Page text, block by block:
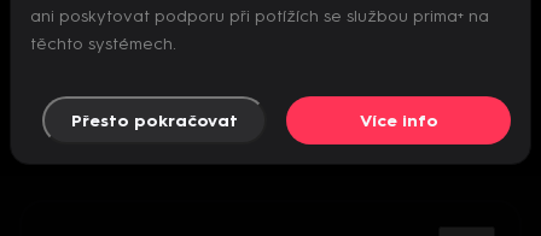
Nepodařilo se inicializovat přehrávač
ani poskytovat podporu při potížích se službou prima+ na
těchto systémech.
Přesto pokračovat Více info